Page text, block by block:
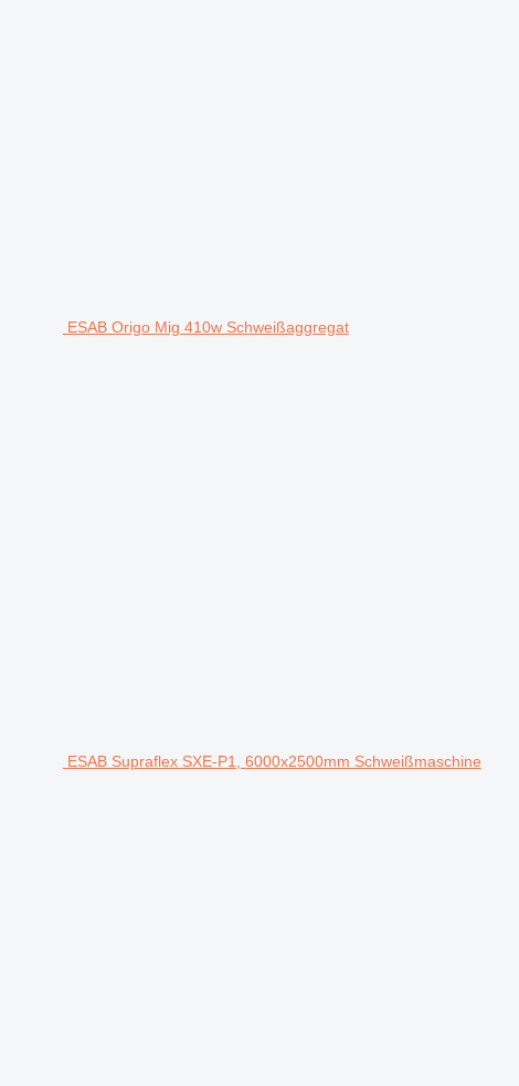
ESAB Origo Mig 410w Schweißaggregat
ESAB Supraflex SXE-P1, 6000x2500mm Schweißmaschine